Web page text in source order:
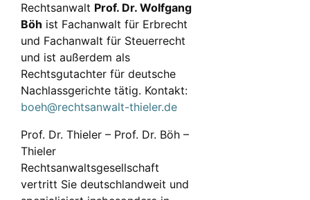
Rechtsanwalt Prof. Dr. Wolfgang
Böh ist Fachanwalt für Erbrecht
und Fachanwalt für Steuerrecht
und ist außerdem als
Rechtsgutachter für deutsche
Nachlassgerichte tätig. Kontakt:
boeh@rechtsanwalt-thieler.de
Prof. Dr. Thieler – Prof. Dr. Böh –
Thieler
Rechtsanwaltsgesellschaft
vertritt Sie deutschlandweit und